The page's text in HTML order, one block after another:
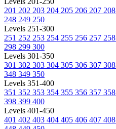
201 202 203 204 205 206 207 208
248 249 250
Levels 251-300
251 252 253 254 255 256 257 258
298 299 300
Levels 301-350
301 302 303 304 305 306 307 308
348 349 350
Levels 351-400
351 352 353 354 355 356 357 358
398 399 400
Levels 401-450
401 402 403 404 405 406 407 408